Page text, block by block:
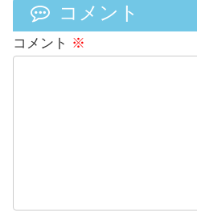
コメント
コメント ※